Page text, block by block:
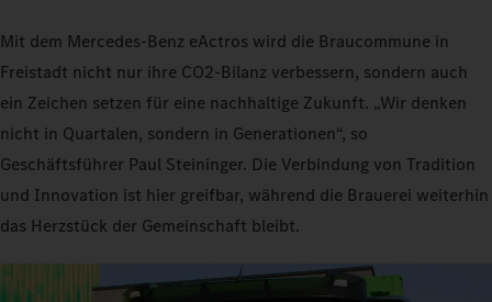
Mit dem Mercedes-Benz eActros wird die Braucommune in
Freistadt nicht nur ihre CO2-Bilanz verbessern, sondern auch
ein Zeichen setzen für eine nachhaltige Zukunft. „Wir denken
nicht in Quartalen, sondern in Generationen“, so
Geschäftsführer Paul Steininger. Die Verbindung von Tradition
und Innovation ist hier greifbar, während die Brauerei weiterhin
das Herzstück der Gemeinschaft bleibt.